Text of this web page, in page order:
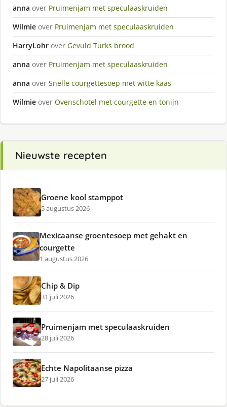
anna over Pruimenjam met speculaaskruiden
Wilmie over Pruimenjam met speculaaskruiden
HarryLohr over Gevuld Turks brood
anna over Pruimenjam met speculaaskruiden
anna over Snelle courgettesoep met witte kaas
Wilmie over Ovenschotel met courgette en tonijn
Nieuwste recepten
Groene kool stamppot
5 augustus 2026
Mexicaanse groentesoep met gehakt en
courgette
1 augustus 2026
Chip & Dip
31 juli 2026
Pruimenjam met speculaaskruiden
28 juli 2026
Echte Napolitaanse pizza
27 juli 2026